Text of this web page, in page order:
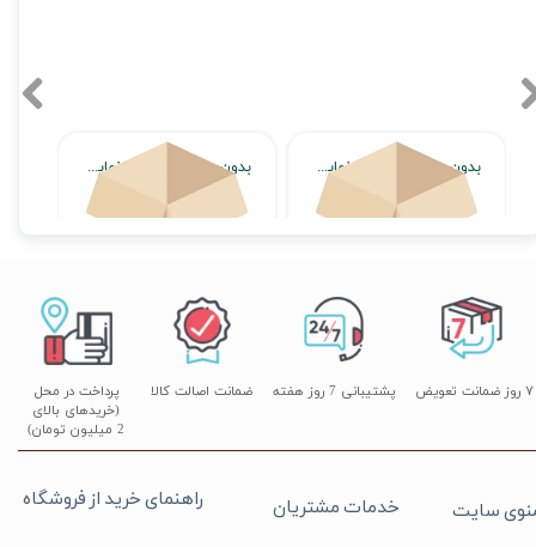
بدون محصول جهت نمایش
اتمام موجودی
بدون محصول جهت نمایش
اتمام موجودی
پشتیبانی 7 روز هفته
پرداخت در محل
(خریدهای بالای
2 میلیون تومان)
۷ روز ضمانت تعویض ضمانت اصالت کالا
راهنمای خرید از فروشگاه خدمات مشتریان سایت